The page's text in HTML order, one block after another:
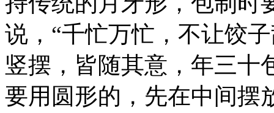
说，“千忙万忙，不让饺
竖摆，皆随其意，年三十
要用圆形的，先在中间摆